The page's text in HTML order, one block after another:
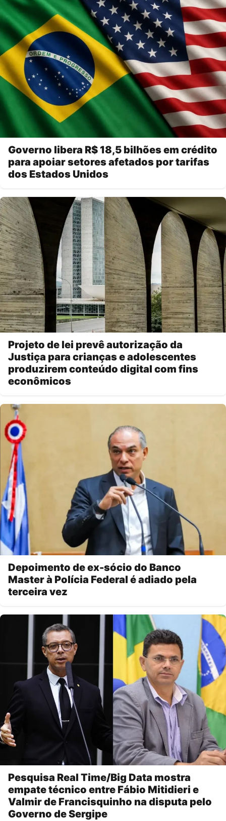
Governo libera R$ 18,5 bilhões em crédito
para apoiar setores afetados por tarifas
dos Estados Unidos
Projeto de lei prevê autorização da
Justiça para crianças e adolescentes
produzirem conteúdo digital com fins
econômicos
Depoimento de ex-sócio do Banco
Master à Polícia Federal é adiado pela
terceira vez
Pesquisa Real Time/Big Data mostra
empate técnico entre Fábio Mitidieri e
Valmir de Francisquinho na disputa pelo
Governo de Sergipe